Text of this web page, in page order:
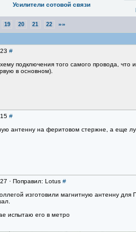
Усилители сотовой связи
19 20 21 22 »»
#
подключения того самого провода,
в основном).
#
антенну на феритовом стержне, а еще
· Поправил: Lotus #
изготовили магнитную антенну
испытаю его в метро